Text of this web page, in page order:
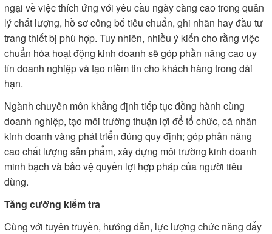
ngại về việc thích ứng với yêu cầu ngày càng cao trong quản
lý chất lượng, hồ sơ công bố tiêu chuẩn, ghi nhãn hay đầu tư
trang thiết bị phù hợp. Tuy nhiên, nhiều ý kiến cho rằng việc
chuẩn hóa hoạt động kinh doanh sẽ góp phần nâng cao uy
tín doanh nghiệp và tạo niềm tin cho khách hàng trong dài
hạn.
Ngành chuyên môn khẳng định tiếp tục đồng hành cùng
doanh nghiệp, tạo môi trường thuận lợi để tổ chức, cá nhân
kinh doanh vàng phát triển đúng quy định; góp phần nâng
cao chất lượng sản phẩm, xây dựng môi trường kinh doanh
minh bạch và bảo vệ quyền lợi hợp pháp của người tiêu
dùng.
Tăng cường kiểm tra
Cùng với tuyên truyền, hướng dẫn, lực lượng chức năng đẩy